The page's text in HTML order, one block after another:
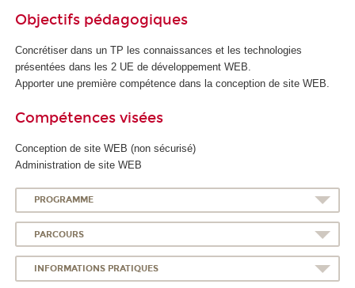
Objectifs pédagogiques
Concrétiser dans un TP les connaissances et les technologies
présentées dans les 2 UE de développement WEB.
Apporter une première compétence dans la conception de site WEB.
Compétences visées
Conception de site WEB (non sécurisé)
Administration de site WEB
PROGRAMME
PARCOURS
INFORMATIONS PRATIQUES